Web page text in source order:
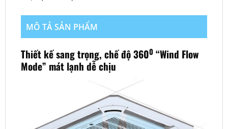
MÔ TẢ SẢN PHẨM
Thiết kế sang trọng, chế độ 3600“Wind Flow
Mode” mát lạnh dễ chịu